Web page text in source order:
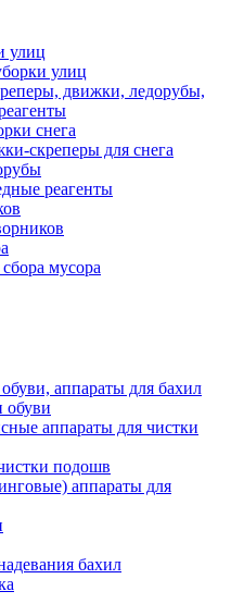
улиц
улиц
движки, ледорубы,
снега
скреперы для снега
реагенты
мусора
аппараты для бахил
обуви
аппараты для чистки
подошв
аппараты для
бахил